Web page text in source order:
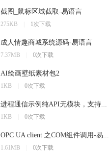
截图_鼠标区域截取-易语言
275KB 1次下载
成人情趣商城系统源码-易语言
7.37MB 0次下载
AI绘画壁纸素材包2
1KB 0次下载
进程通信示例纯API无模块，支持...
1KB 0次下载
OPC UA client 之COM组件调用-易...
1.61MB 0次下载